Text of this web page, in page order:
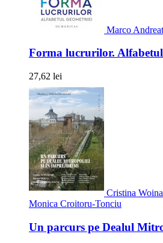
Marco
Forma lucrurilor.
27,62 lei
Cristina
Monica Croitoru-Tonciu
Un parcurs pe Dealul